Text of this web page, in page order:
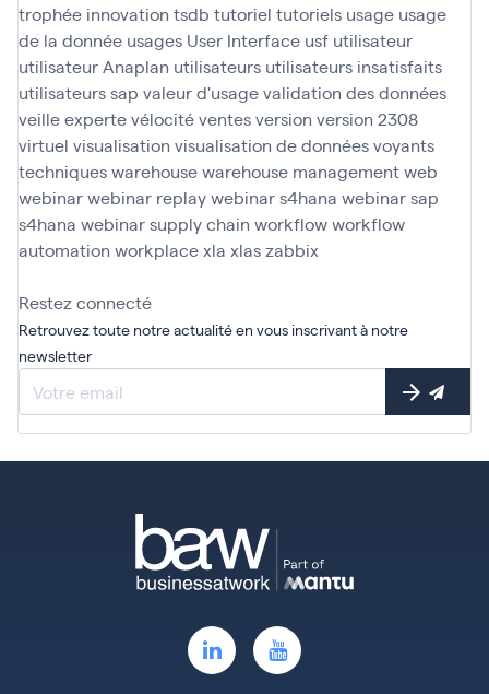
trophée innovation tsdb tutoriel tutoriels usage usage
de la donnée usages User Interface usf utilisateur
utilisateur Anaplan utilisateurs utilisateurs insatisfaits
utilisateurs sap valeur d'usagevalidation des données
veille expertevélocitéventesversion version 2308
virtuel visualisation visualisation de donnéesvoyants
techniqueswarehousewarehouse managementweb
webinarwebinar replaywebinar s4hana webinar sap
s4hana webinar supply chain workflowworkflow
automation workplacexla xlaszabbix
Restez connecté
Retrouvez toute notre actualité en vous inscrivant à notre
newsletter